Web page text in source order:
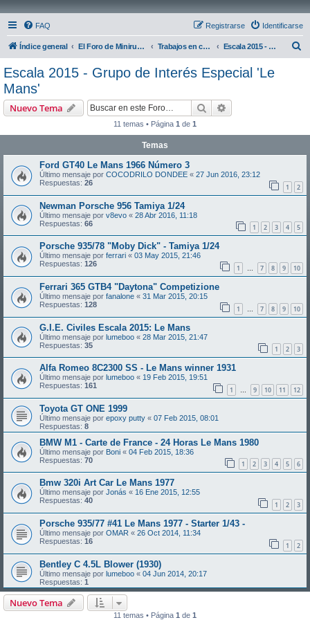
FAQ Identificarse
Registrarse
Índice general El Foro de Miniruedas Trabajos en curso Escala 2015 - Grupo de Interés Especial 'Le Mans'
Escala 2015 - Grupo de Interés Especial 'Le
Mans'
Nuevo Tema Buscar
11 temas • Página 1 de 1
Temas
Ford GT40 Le Mans 1966 Número 3
Último mensaje por COCODRILO DONDEE « 27 Jun 2016, 23:12
Respuestas: 26 1 2
Newman Porsche 956 Tamiya 1/24
Último mensaje por v8evo « 28 Abr 2016, 11:18
Respuestas: 66 1 2 3 4 5
Porsche 935/78 "Moby Dick" - Tamiya 1/24
Último mensaje por ferrari « 03 May 2015, 21:46
Respuestas: 126 1 … 7 8 9 10
Ferrari 365 GTB4 "Daytona" Competizione
Último mensaje por fanalone « 31 Mar 2015, 20:15
Respuestas: 128 1 … 7 8 9 10
G.I.E. Civiles Escala 2015: Le Mans
Último mensaje por lumeboo « 28 Mar 2015, 21:47
Respuestas: 35 1 2 3
Alfa Romeo 8C2300 SS - Le Mans winner 1931
Último mensaje por lumeboo « 19 Feb 2015, 19:51
Respuestas: 161 1 … 9 10 11 12
Toyota GT ONE 1999
Último mensaje por epoxy putty « 07 Feb 2015, 08:01
Respuestas: 8
BMW M1 - Carte de France - 24 Horas Le Mans 1980
Último mensaje por Boni « 04 Feb 2015, 18:36
Respuestas: 70 1 2 3 4 5 6
Bmw 320i Art Car Le Mans 1977
Último mensaje por Jonás « 16 Ene 2015, 12:55
Respuestas: 40 1 2 3
Porsche 935/77 #41 Le Mans 1977 - Starter 1/43 -
Último mensaje por OMAR « 26 Oct 2014, 11:34
Respuestas: 16 1 2
Bentley C 4.5L Blower (1930)
Último mensaje por lumeboo « 04 Jun 2014, 20:17
Respuestas: 1
Nuevo Tema
11 temas • Página 1 de 1